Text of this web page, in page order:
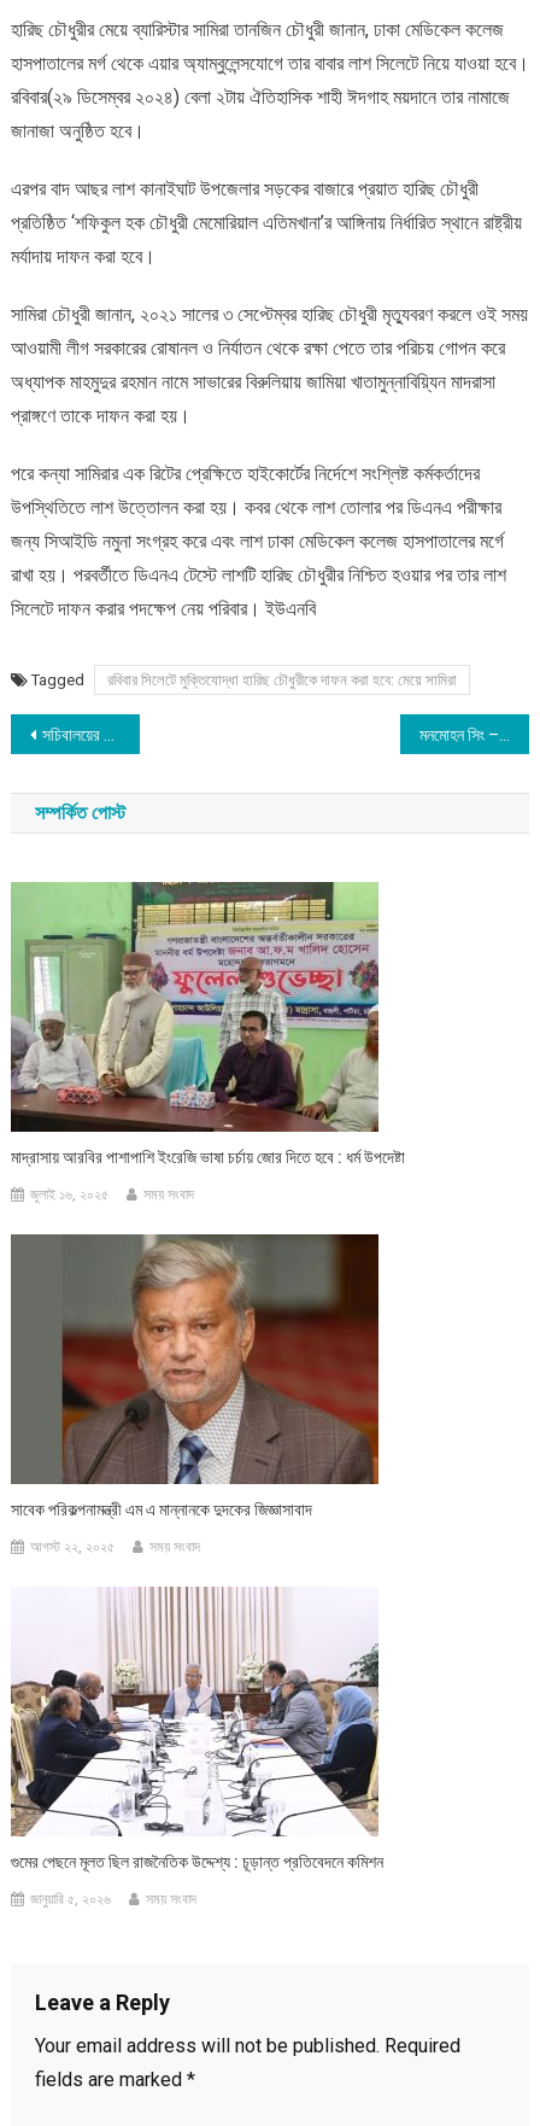
হবে:
মেয়ে
হারিছ চৌধুরীর মেয়ে ব্যারিস্টার সামিরা তানজিন চৌধুরী জানান, ঢাকা মেডিকেল কলেজ
হাসপাতালের মর্গ থেকে এয়ার অ্যাম্বুলেন্সযোগে তার বাবার লাশ সিলেটে নিয়ে যাওয়া হবে।
রবিবার(২৯ ডিসেম্বর ২০২৪) বেলা ২টায় ঐতিহাসিক শাহী ঈদগাহ ময়দানে তার নামাজে
জানাজা অনুষ্ঠিত হবে।
এরপর বাদ আছর লাশ কানাইঘাট উপজেলার সড়কের বাজারে প্রয়াত হারিছ চৌধুরী
প্রতিষ্ঠিত ‘শফিকুল হক চৌধুরী মেমোরিয়াল এতিমখানা’র আঙ্গিনায় নির্ধারিত স্থানে রাষ্ট্রীয়
মর্যাদায় দাফন করা হবে।
সামিরা চৌধুরী জানান, ২০২১ সালের ৩ সেপ্টেম্বর হারিছ চৌধুরী মৃত্যুবরণ করলে ওই সময়
আওয়ামী লীগ সরকারের রোষানল ও নির্যাতন থেকে রক্ষা পেতে তার পরিচয় গোপন করে
অধ্যাপক মাহমুদুর রহমান নামে সাভারের বিরুলিয়ায় জামিয়া খাতামুন্নাবিয়্যিন মাদরাসা
প্রাঙ্গণে তাকে দাফন করা হয়।
পরে কন্যা সামিরার এক রিটের প্রেক্ষিতে হাইকোর্টের নির্দেশে সংশ্লিষ্ট কর্মকর্তাদের
উপস্থিতিতে লাশ উত্তোলন করা হয়। কবর থেকে লাশ তোলার পর ডিএনএ পরীক্ষার
জন্য সিআইডি নমুনা সংগ্রহ করে এবং লাশ ঢাকা মেডিকেল কলেজ হাসপাতালের মর্গে
রাখা হয়। পরবর্তীতে ডিএনএ টেস্টে লাশটি হারিছ চৌধুরীর নিশ্চিত হওয়ার পর তার লাশ
সিলেটে দাফন করার পদক্ষেপ নেয় পরিবার। ইউএনবি
Tagged রবিবার সিলেটে মুক্তিযোদ্ধা হারিছ চৌধুরীকে দাফন করা হবে: মেয়ে সামিরা
Post
navigation
সচিবালয়ের অগ্নিকাণ্ড একটি ষড়যন্ত্র : সারজিস আলম
সম্পর্কিত পোস্ট
মাদ্রাসায় আরবির পাশাপাশি ইংরেজি ভাষা চর্চায় জোর দিতে হবে : ধর্ম উপদেষ্টা
জুলাই ১৬, ২০২৫ সময় সংবাদ
সাবেক পরিকল্পনামন্ত্রী এম এ মান্নানকে দুদকের জিজ্ঞাসাবাদ
আগস্ট ২২, ২০২৫ সময় সংবাদ
গুমের পেছনে মূলত ছিল রাজনৈতিক উদ্দেশ্য : চূড়ান্ত প্রতিবেদনে কমিশন
জানুয়ারি ৫, ২০২৬ সময় সংবাদ
Leave a Reply
Your email address will not be published. Required
fields are marked *